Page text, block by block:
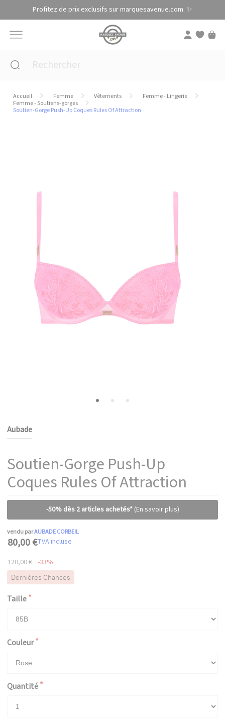
Profitez de prix exclusifs sur marquesavenue.com. ✨
Accueil Femme Vêtements
Femme - Lingerie
Femme - Soutiens-gorges
Soutien-Gorge Push-Up Coques Rules Of Attraction
Aubade
Soutien-Gorge Push-Up
Coques Rules Of Attraction
-50% dès 2 articles achetés* (En savoir plus)
vendu parAUBADE CORBEIL
80,00 €TVA incluse
120,00 € -33%
Dernières Chances
Taille
Couleur
Quantité
Panneau de gestion des cookies